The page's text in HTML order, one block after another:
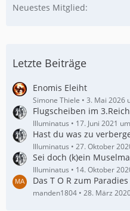
Neuestes Mitglied
Letzte Beiträge
Enomis Eleiht
Simone Thiele 3. Mai 2026
Flugscheiben im 3.Reich
Illuminatus 17. Juni 2021
Hast du was zu
Illuminatus 27. Oktober
Sei doch (k)ein
Illuminatus 14. Oktober
Das T O R zum Paradies
manden1804 28. März